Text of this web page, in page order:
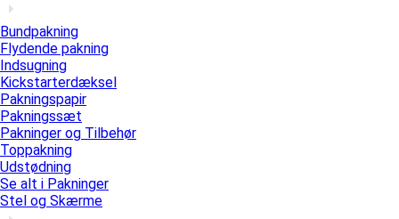
Bundpakning
Flydende pakning
Indsugning
Kickstarterdæksel
Pakningspapir
Pakningssæt
Pakninger og Tilbehør
Toppakning
Udstødning
Se alt i Pakninger
Stel og Skærme